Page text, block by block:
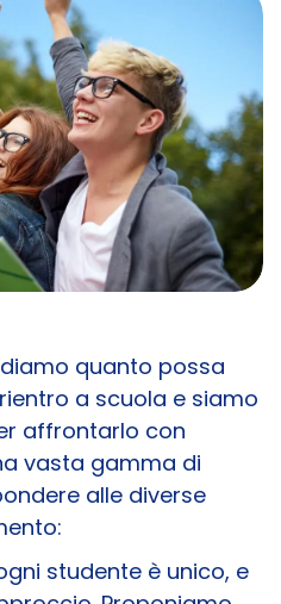
quanto possa
a scuola e siamo
affrontarlo con
vasta gamma di
alle diverse
studente è unico, e